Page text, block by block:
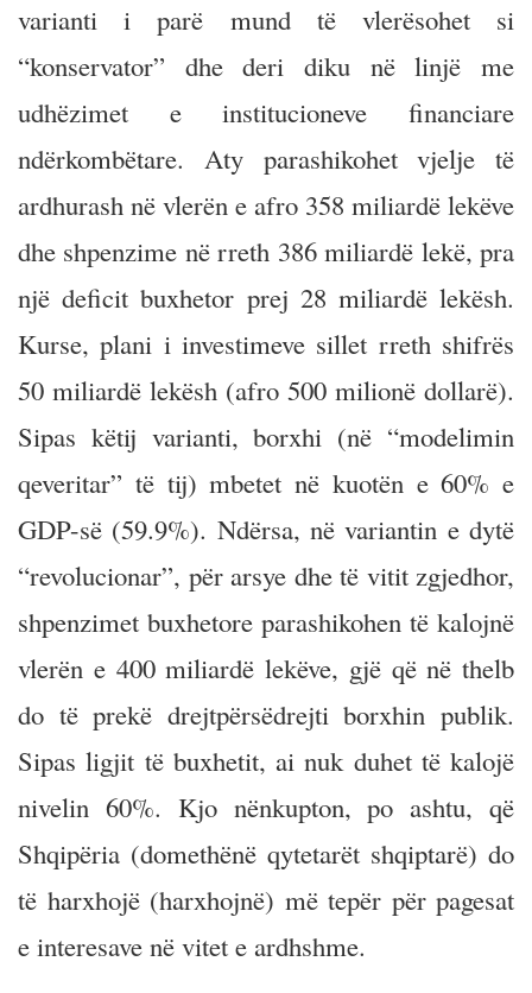
varianti i parë mund të vlerësohet si
“konservator” dhe deri diku në linjë me
udhëzimet e institucioneve financiare
ndërkombëtare. Aty parashikohet vjelje të
ardhurash në vlerën e afro 358 miliardë lekëve
dhe shpenzime në rreth 386 miliardë lekë, pra
një deficit buxhetor prej 28 miliardë lekësh.
Kurse, plani i investimeve sillet rreth shifrës
50 miliardë lekësh (afro 500 milionë dollarë).
Sipas këtij varianti, borxhi (në “modelimin
qeveritar” të tij) mbetet në kuotën e 60% e
GDP-së (59.9%). Ndërsa, në variantin e dytë
“revolucionar”, për arsye dhe të vitit zgjedhor,
shpenzimet buxhetore parashikohen të kalojnë
vlerën e 400 miliardë lekëve, gjë që në thelb
do të prekë drejtpërsëdrejti borxhin publik.
Sipas ligjit të buxhetit, ai nuk duhet të kalojë
nivelin 60%. Kjo nënkupton, po ashtu, që
Shqipëria (domethënë qytetarët shqiptarë) do
të harxhojë (harxhojnë) më tepër për pagesat
e interesave në vitet e ardhshme.